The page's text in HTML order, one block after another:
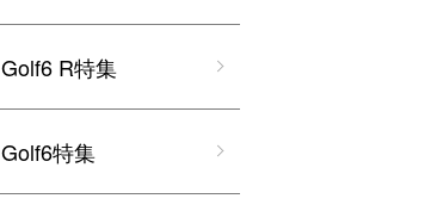
Golf6 R特集
Golf6特集